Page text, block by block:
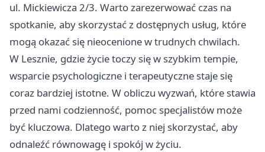
ul. Mickiewicza 2/3. Warto zarezerwować czas na
spotkanie, aby skorzystać z dostępnych usług, które
mogą okazać się nieocenione w trudnych chwilach.
W Lesznie, gdzie życie toczy się w szybkim tempie,
wsparcie psychologiczne i terapeutyczne staje się
coraz bardziej istotne. W obliczu wyzwań, które stawia
przed nami codzienność, pomoc specjalistów może
być kluczowa. Dlatego warto z niej skorzystać, aby
odnaleźć równowagę i spokój w życiu.